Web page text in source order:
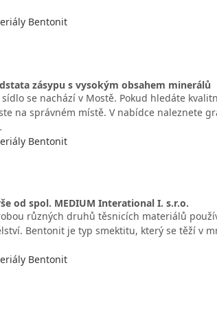
Bentonit
zásypu s vysokým obsahem minerálů
se nachází v Mostě. Pokud hledáte
na správném místě. V nabídce naleznete
Bentonit
od spol. MEDIUM Interational I. s.r.o.
různých druhů těsnicích materiálů
Bentonit je typ smektitu, který se těží v
Bentonit